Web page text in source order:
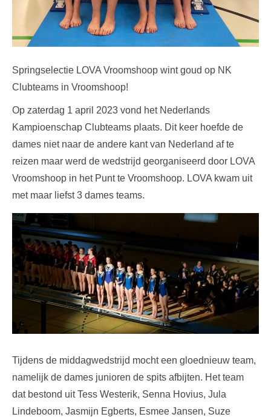
Springselectie LOVA Vroomshoop wint goud op NK
Clubteams in Vroomshoop!
Op zaterdag 1 april 2023 vond het Nederlands
Kampioenschap Clubteams plaats. Dit keer hoefde de
dames niet naar de andere kant van Nederland af te
reizen maar werd de wedstrijd georganiseerd door LOVA
Vroomshoop in het Punt te Vroomshoop. LOVA kwam uit
met maar liefst 3 dames teams.
Tijdens de middagwedstrijd mocht een gloednieuw team,
namelijk de dames junioren de spits afbijten. Het team
dat bestond uit Tess Westerik, Senna Hovius, Jula
Lindeboom, Jasmijn Egberts, Esmee Jansen, Suze